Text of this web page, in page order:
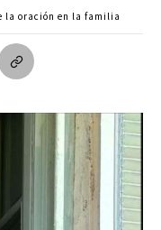
la oración en la familia